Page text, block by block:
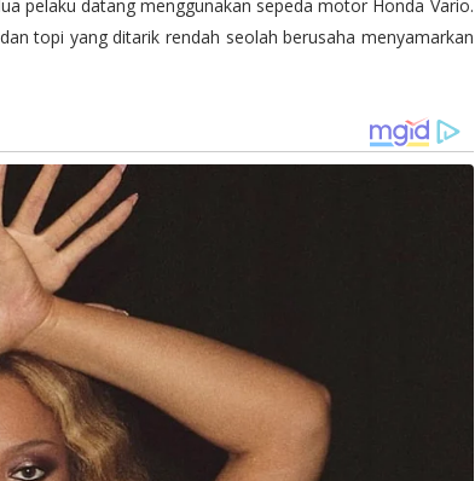
pelaku datang menggunakan sepeda motor Honda Vario.
topi yang ditarik rendah seolah berusaha menyamarkan